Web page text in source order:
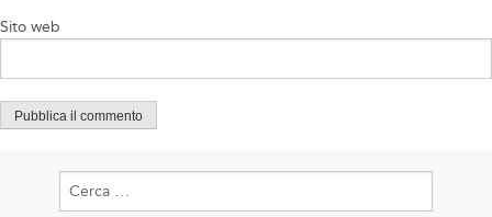
Sito web